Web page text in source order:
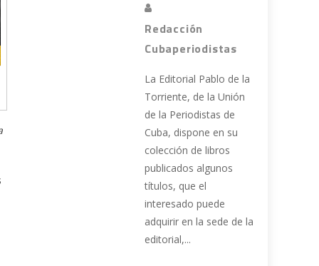
Redacción
Cubaperiodistas
La Editorial Pablo de la
Torriente, de la Unión
de la Periodistas de
Cuba, dispone en su
colección de libros
publicados algunos
títulos, que el
interesado puede
adquirir en la sede de la
editorial,...